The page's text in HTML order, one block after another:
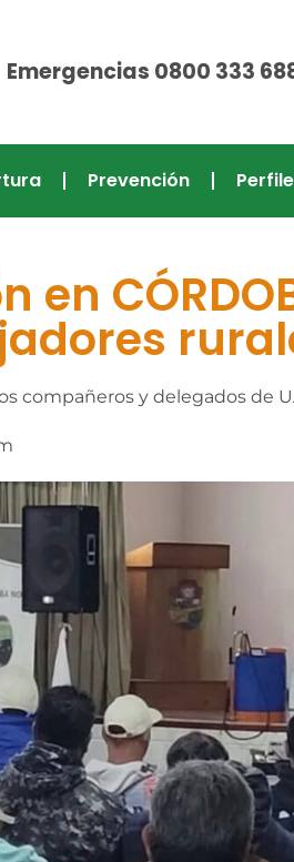
Emergencias 0800 333
Prevención
en
compañeros y delegados de